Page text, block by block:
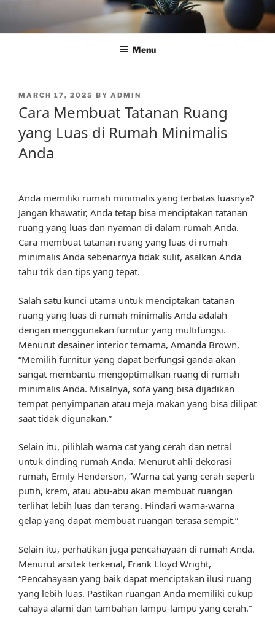
content
Menu
POSTED
MARCH 17, 2025 BY ADMIN
Cara Membuat Tatanan Ruang
yang Luas di Rumah Minimalis
Anda
Anda memiliki rumah minimalis yang terbatas luasnya?
Jangan khawatir, Anda tetap bisa menciptakan tatanan
ruang yang luas dan nyaman di dalam rumah Anda.
Cara membuat tatanan ruang yang luas di rumah
minimalis Anda sebenarnya tidak sulit, asalkan Anda
tahu trik dan tips yang tepat.
Salah satu kunci utama untuk menciptakan tatanan
ruang yang luas di rumah minimalis Anda adalah
dengan menggunakan furnitur yang multifungsi.
Menurut desainer interior ternama, Amanda Brown,
“Memilih furnitur yang dapat berfungsi ganda akan
sangat membantu mengoptimalkan ruang di rumah
minimalis Anda. Misalnya, sofa yang bisa dijadikan
tempat penyimpanan atau meja makan yang bisa dilipat
saat tidak digunakan.”
Selain itu, pilihlah warna cat yang cerah dan netral
untuk dinding rumah Anda. Menurut ahli dekorasi
rumah, Emily Henderson, “Warna cat yang cerah seperti
putih, krem, atau abu-abu akan membuat ruangan
terlihat lebih luas dan terang. Hindari warna-warna
gelap yang dapat membuat ruangan terasa sempit.”
Selain itu, perhatikan juga pencahayaan di rumah Anda.
Menurut arsitek terkenal, Frank Lloyd Wright,
“Pencahayaan yang baik dapat menciptakan ilusi ruang
yang lebih luas. Pastikan ruangan Anda memiliki cukup
cahaya alami dan tambahan lampu-lampu yang cerah.”